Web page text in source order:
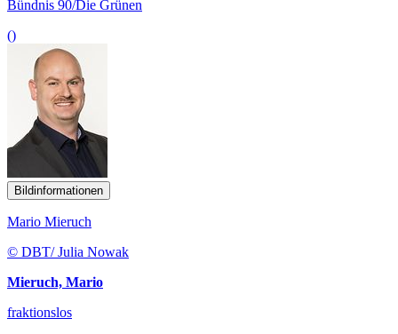
Bündnis 90/Die Grünen
()
Bildinformationen
Mario Mieruch
© DBT/ Julia Nowak
Mieruch, Mario
fraktionslos